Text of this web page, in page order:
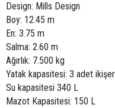
Design: Mills Design
Boy: 12.45 m
En: 3.75 m
Salma: 2.60 m
Ağırlık: 7.500 kg
Yatak kapasitesi: 3 adet
Su kapasitesi 340 L
Mazot Kapasitesi: 150 L